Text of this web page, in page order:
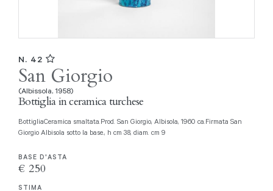
N. 42
San Giorgio
(Albissola, 1958)
Bottiglia in ceramica turchese
BottigliaCeramica smaltata.Prod. San Giorgio, Albisola, 1960 ca.Firmata San
Giorgio Albisola sotto la base., h cm 38, diam. cm 9
BASE D'ASTA
€ 250
STIMA